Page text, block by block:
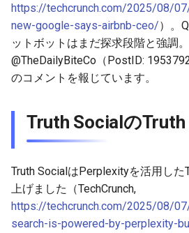
2026-03-27
2026-03-26
2026-03-25
2026-03-24
2026-03-23
2026-03-22
2026-03-21
https://techcrunch.com/2025/08/
new-google-says-airbnb-ceo/）。
ットボットはまだ探求段階と強調
@TheDailyBiteCo（PostID:
のコメントを報じています。
Truth SocialのTruth
Truth SocialはPerplexityを活用した
上げました（TechCrunch,
https://techcrunch.com/2025/08/
search-is-powered-by-perplexity-